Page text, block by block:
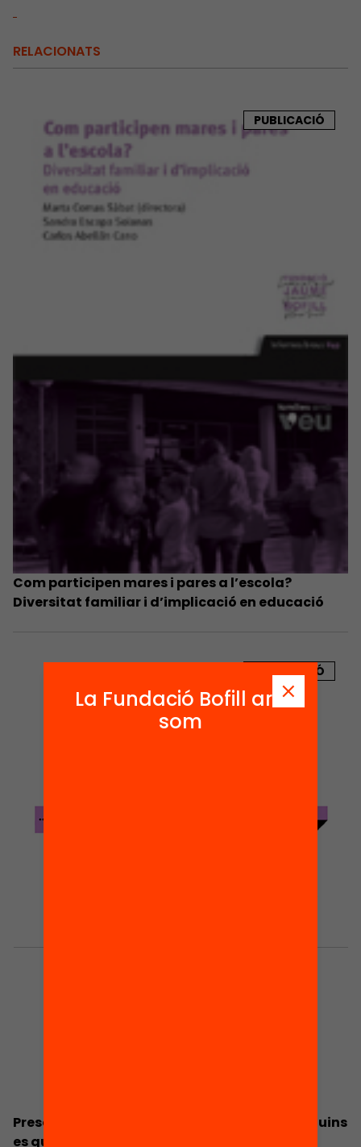
RELACIONATS
PUBLICACIÓ
Com participen mares i pares a l’escola?
Diversitat familiar i d’implicació en educació
PUBLICACIÓ
Presentació: Quins pares entren a l’escola i quins
es queden a la porta?
La Fundació Bofill ara
som